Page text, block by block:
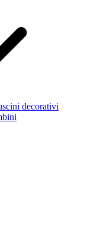
decorativi